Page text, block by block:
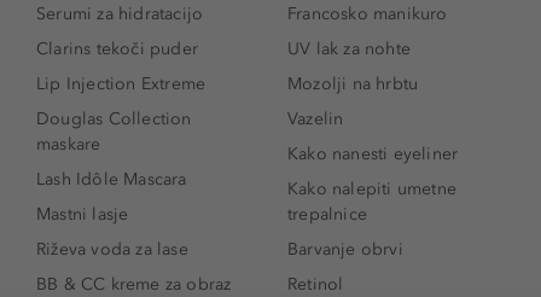
Serumi za hidratacijo
Clarins tekoči puder
Lip Injection Extreme
Douglas Collection
maskare
Lash Idôle Mascara
Mastni lasje
Riževa voda za lase
BB & CC kreme za obraz
Francosko manikuro
UV lak za nohte
Mozolji na hrbtu
Vazelin
Kako nanesti eyeliner
Kako nalepiti umetne
trepalnice
Barvanje obrvi
Retinol